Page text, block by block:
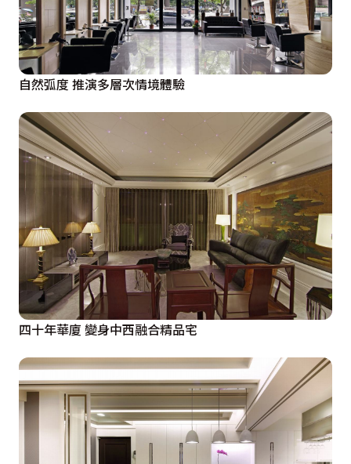
自然弧度 推演多層次情境體驗
四十年華廈 變身中西融合精品宅